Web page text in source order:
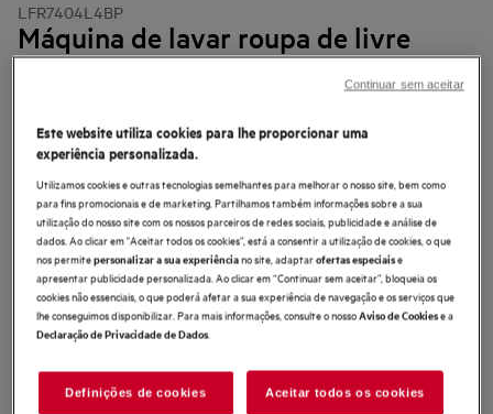
LFR7404L4BP
Máquina de lavar roupa de livre
instalação de 11.0 kg
4.7 (1920)
Ficha de informação do produto
Benefícios
A máquina de lavar Série 7000 ProSense® economiza água e cuida das
suas roupas.
O programa Steam Refresh neutraliza os odores** e reduz os vincos nas
roupas
Ótima performance para cuidar da roupa no dia a dia.
Este website utiliza cookies para lhe proporcionar uma
experiência personalizada.
Utilizamos cookies e outras tecnologias semelhantes para melhorar o nosso site, bem como
para fins promocionais e de marketing. Partilhamos também informações sobre a sua
utilização do nosso site com os nossos parceiros de redes sociais, publicidade e análise de
dados. Ao clicar em "Aceitar todos os cookies”, está a consentir a utilização de cookies, o que
nos permitepersonalizar a sua experiênciano site, adaptarofertas especiaise
apresentar publicidade personalizada. Ao clicar em “Continuar sem aceitar”, bloqueia os
cookies não essenciais, o que poderá afetar a sua experiência de navegação e os serviços que
lhe conseguimos disponibilizar. Para mais informações, consulte o nossoAviso de Cookiese a
Declaração de Privacidade de Dados.
Definições de cookies Aceitar todos os cookies
Continuar sem aceitar